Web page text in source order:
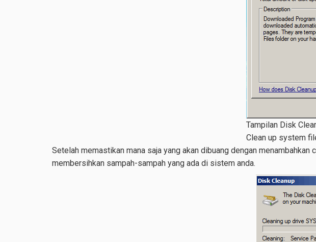
Tampilan Disk
Clean up system
Setelah memastikan mana saja yang akan dibuang dengan
membersihkan sampah-sampah yang ada di sistem anda.